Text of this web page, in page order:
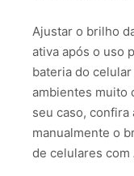
Ajustar o brilho
ativa após o uso
bateria do
ambientes muito
seu caso, confira
manualmente o
de celulares com